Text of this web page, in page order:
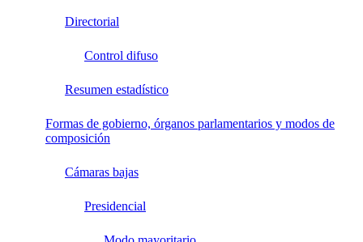
Directorial
Control difuso
Resumen estadístico
Formas de gobierno, órganos parlamentarios y modos de
composición
Cámaras bajas
Presidencial